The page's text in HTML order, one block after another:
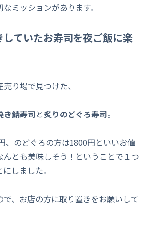
ミッションがあります。
していたお寿司を夜ご飯に楽
り場で見つけた、
き鯖寿司と炙りのどぐろ寿司。
、のどぐろの方は1800円といいお値
んとも美味しそう！ということで１つ
しました。
、お店の方に取り置きをお願いして